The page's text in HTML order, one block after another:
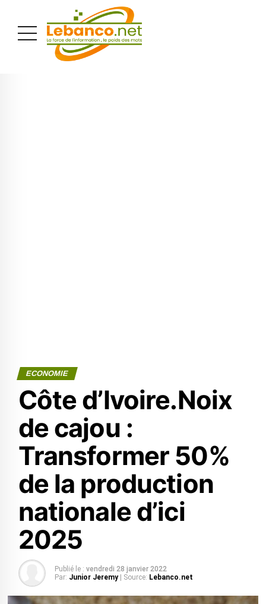
ECONOMIE
Côte d’Ivoire.Noix
de cajou :
Transformer 50%
de la production
nationale d’ici
2025
Publié le : vendredi 28 janvier 2022
Par: Junior Jeremy | Source: Lebanco.net